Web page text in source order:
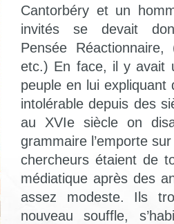
Cantorbéry et un
invités se devait
Pensée
etc.) En face, il y avait
peuple en lui expliquant
intolérable depuis des
au XVIe siècle on
grammaire l’emporte
chercheurs étaient de
médiatique après des
assez modeste. Ils
nouveau souffle,